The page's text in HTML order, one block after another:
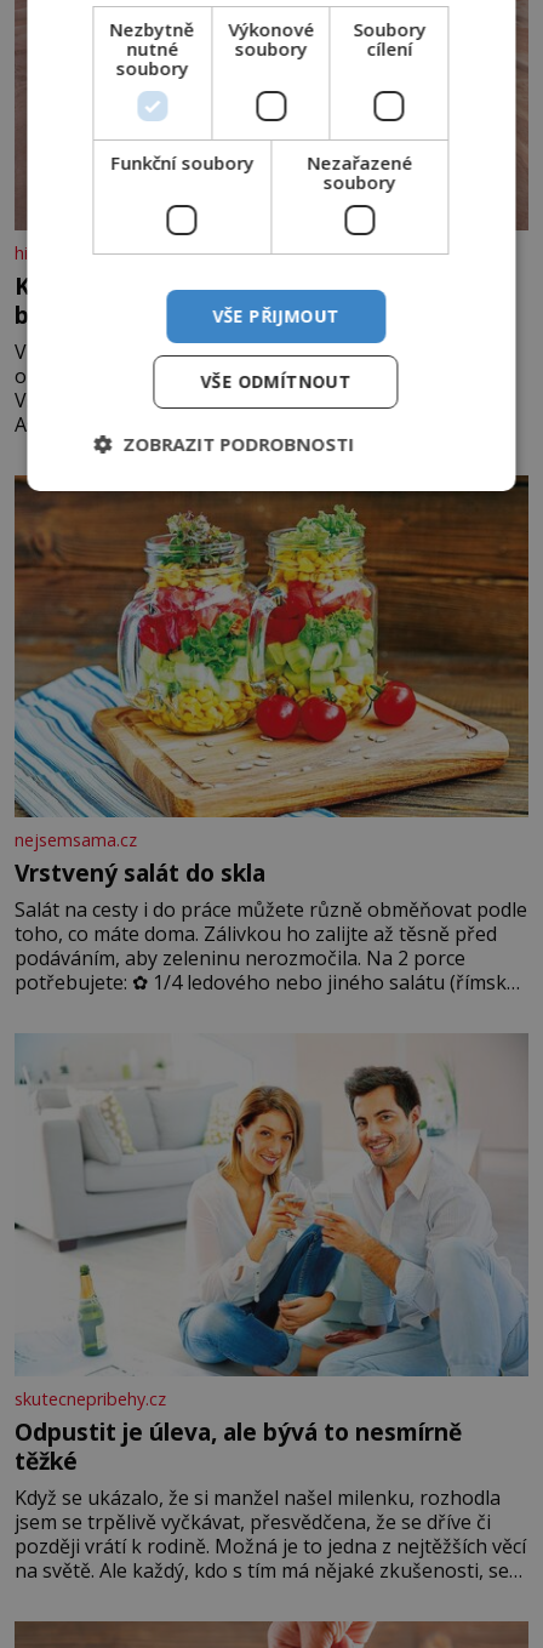
historyplus.cz
Kde se v čínské poušti vzali modroocí
blonďáci?
V poušti Taklamakan byla koncem minulého století
objevena stovka hrobů s téměř netknutými mumiemi.
Všichni mrtví byli pohřbeni s úctou a četnými milodary.
Asi nejvíc přitom vědce zaujal hrob tříměsíčního
chlapečka s modrou filcovou čapkou, z níž se draly
blonďaté vlásky. Fakt, že jsou těla dávných lidí nesmírně
dobře zachovalá, přičítají odborníci zdejším klimatickým
podmínkám. Sucho, prosolené písky a extrémně
nejsemsama.cz
Vrstvený salát do skla
Salát na cesty i do práce můžete různě obměňovat podle
toho, co máte doma. Zálivkou ho zalijte až těsně před
podáváním, aby zeleninu nerozmočila. Na 2 porce
potřebujete: ✿ 1/4 ledového nebo jiného salátu (římský
okurky ✿ 2 rajčata Zálivka: ✿ 4 lžíce olivového oleje ✿ 1
lžíci citronové šťávy ✿ ½ stroužku
skutecnepribehy.cz
Odpustit je úleva, ale bývá to nesmírně
těžké
Když se ukázalo, že si manžel našel milenku, rozhodla
jsem se trpělivě vyčkávat, přesvědčena, že se dříve či
později vrátí k rodině. Možná je to jedna z nejtěžších věcí
na světě. Ale každý, kdo s tím má nějaké zkušenosti, se
Když se ke mně doneslo, že si manžel pořídil milenku,
Nezbytně
nutné
soubory
Výkonové
soubory
Soubory
cílení
Funkční soubory
Nezařazené
soubory
VŠE PŘIJMOUT
VŠE ODMÍTNOUT
ZOBRAZIT PODROBNOSTI